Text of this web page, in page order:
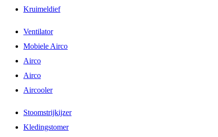
Kruimeldief
Ventilator
Mobiele Airco
Airco
Airco
Aircooler
Stoomstrijkijzer
Kledingstomer